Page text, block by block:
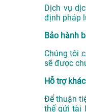
Dịch vụ
định pháp
Bảo hành
Chúng tôi
sẽ được
Hỗ trợ
Để thuận
thể gửi tài